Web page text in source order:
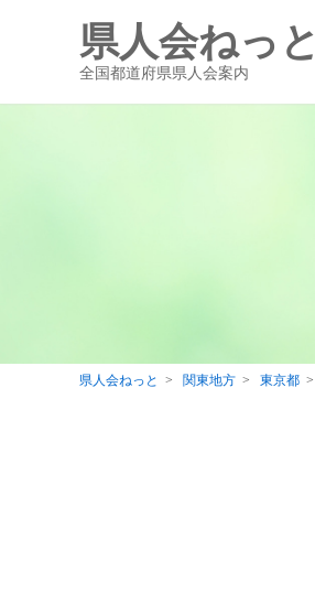
県人会ねっと
全国都道府県県人会案内
県人会ねっと 関東地方 東京都